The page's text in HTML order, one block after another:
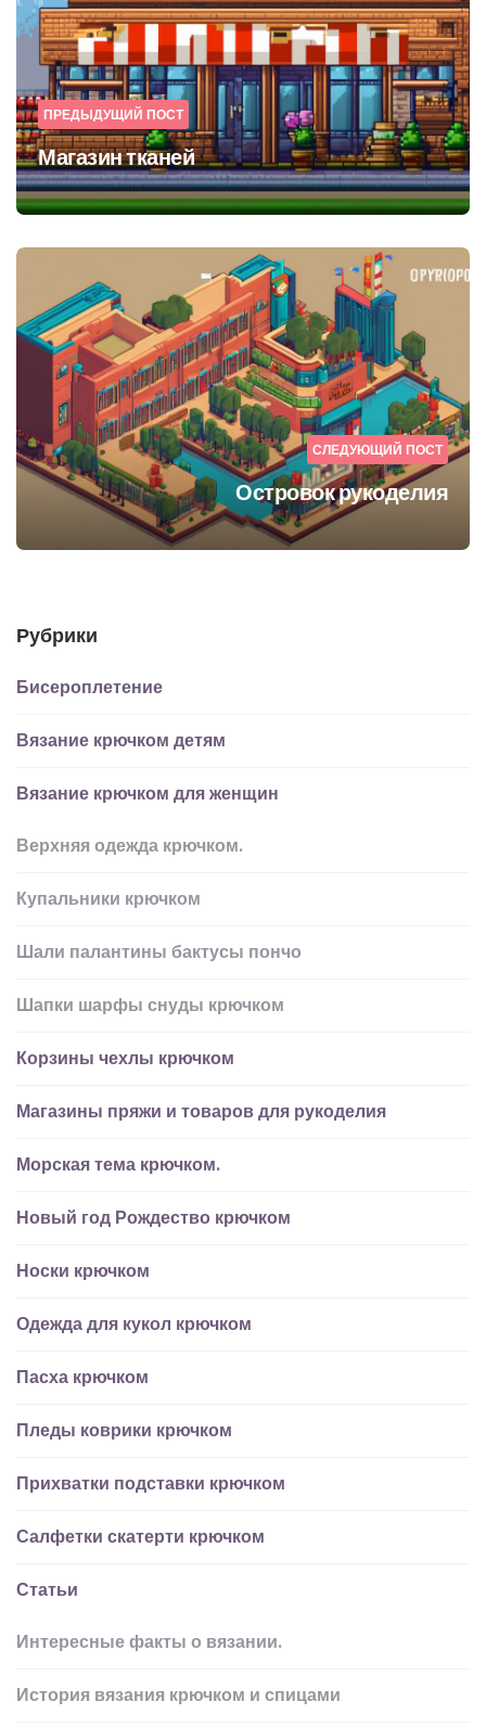
ПРЕДЫДУЩИЙ ПОСТ
Магазин тканей
СЛЕДУЮЩИЙ ПОСТ
Островок рукоделия
Рубрики
Бисероплетение
Вязание крючком детям
Вязание крючком для женщин
Верхняя одежда крючком.
Купальники крючком
Шали палантины бактусы пончо
Шапки шарфы снуды крючком
Корзины чехлы крючком
Магазины пряжи и товаров для рукоделия
Морская тема крючком.
Новый год Рождество крючком
Носки крючком
Одежда для кукол крючком
Пасха крючком
Пледы коврики крючком
Прихватки подставки крючком
Салфетки скатерти крючком
Статьи
Интересные факты о вязании.
История вязания крючком и спицами